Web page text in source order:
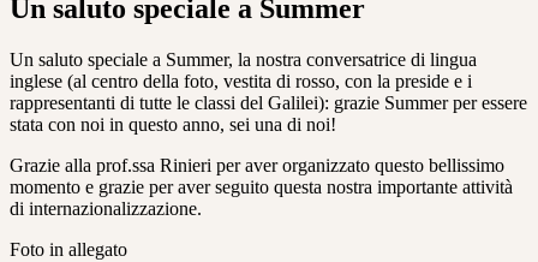
Un saluto speciale a Summer
Un saluto speciale a Summer, la nostra conversatrice di lingua
inglese (al centro della foto, vestita di rosso, con la preside e i
rappresentanti di tutte le classi del Galilei): grazie Summer per essere
stata con noi in questo anno, sei una di noi!
Grazie alla prof.ssa Rinieri per aver organizzato questo bellissimo
momento e grazie per aver seguito questa nostra importante attività
di internazionalizzazione.
Foto in allegato